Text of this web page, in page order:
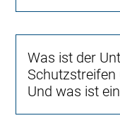
Was ist der
Und was ist